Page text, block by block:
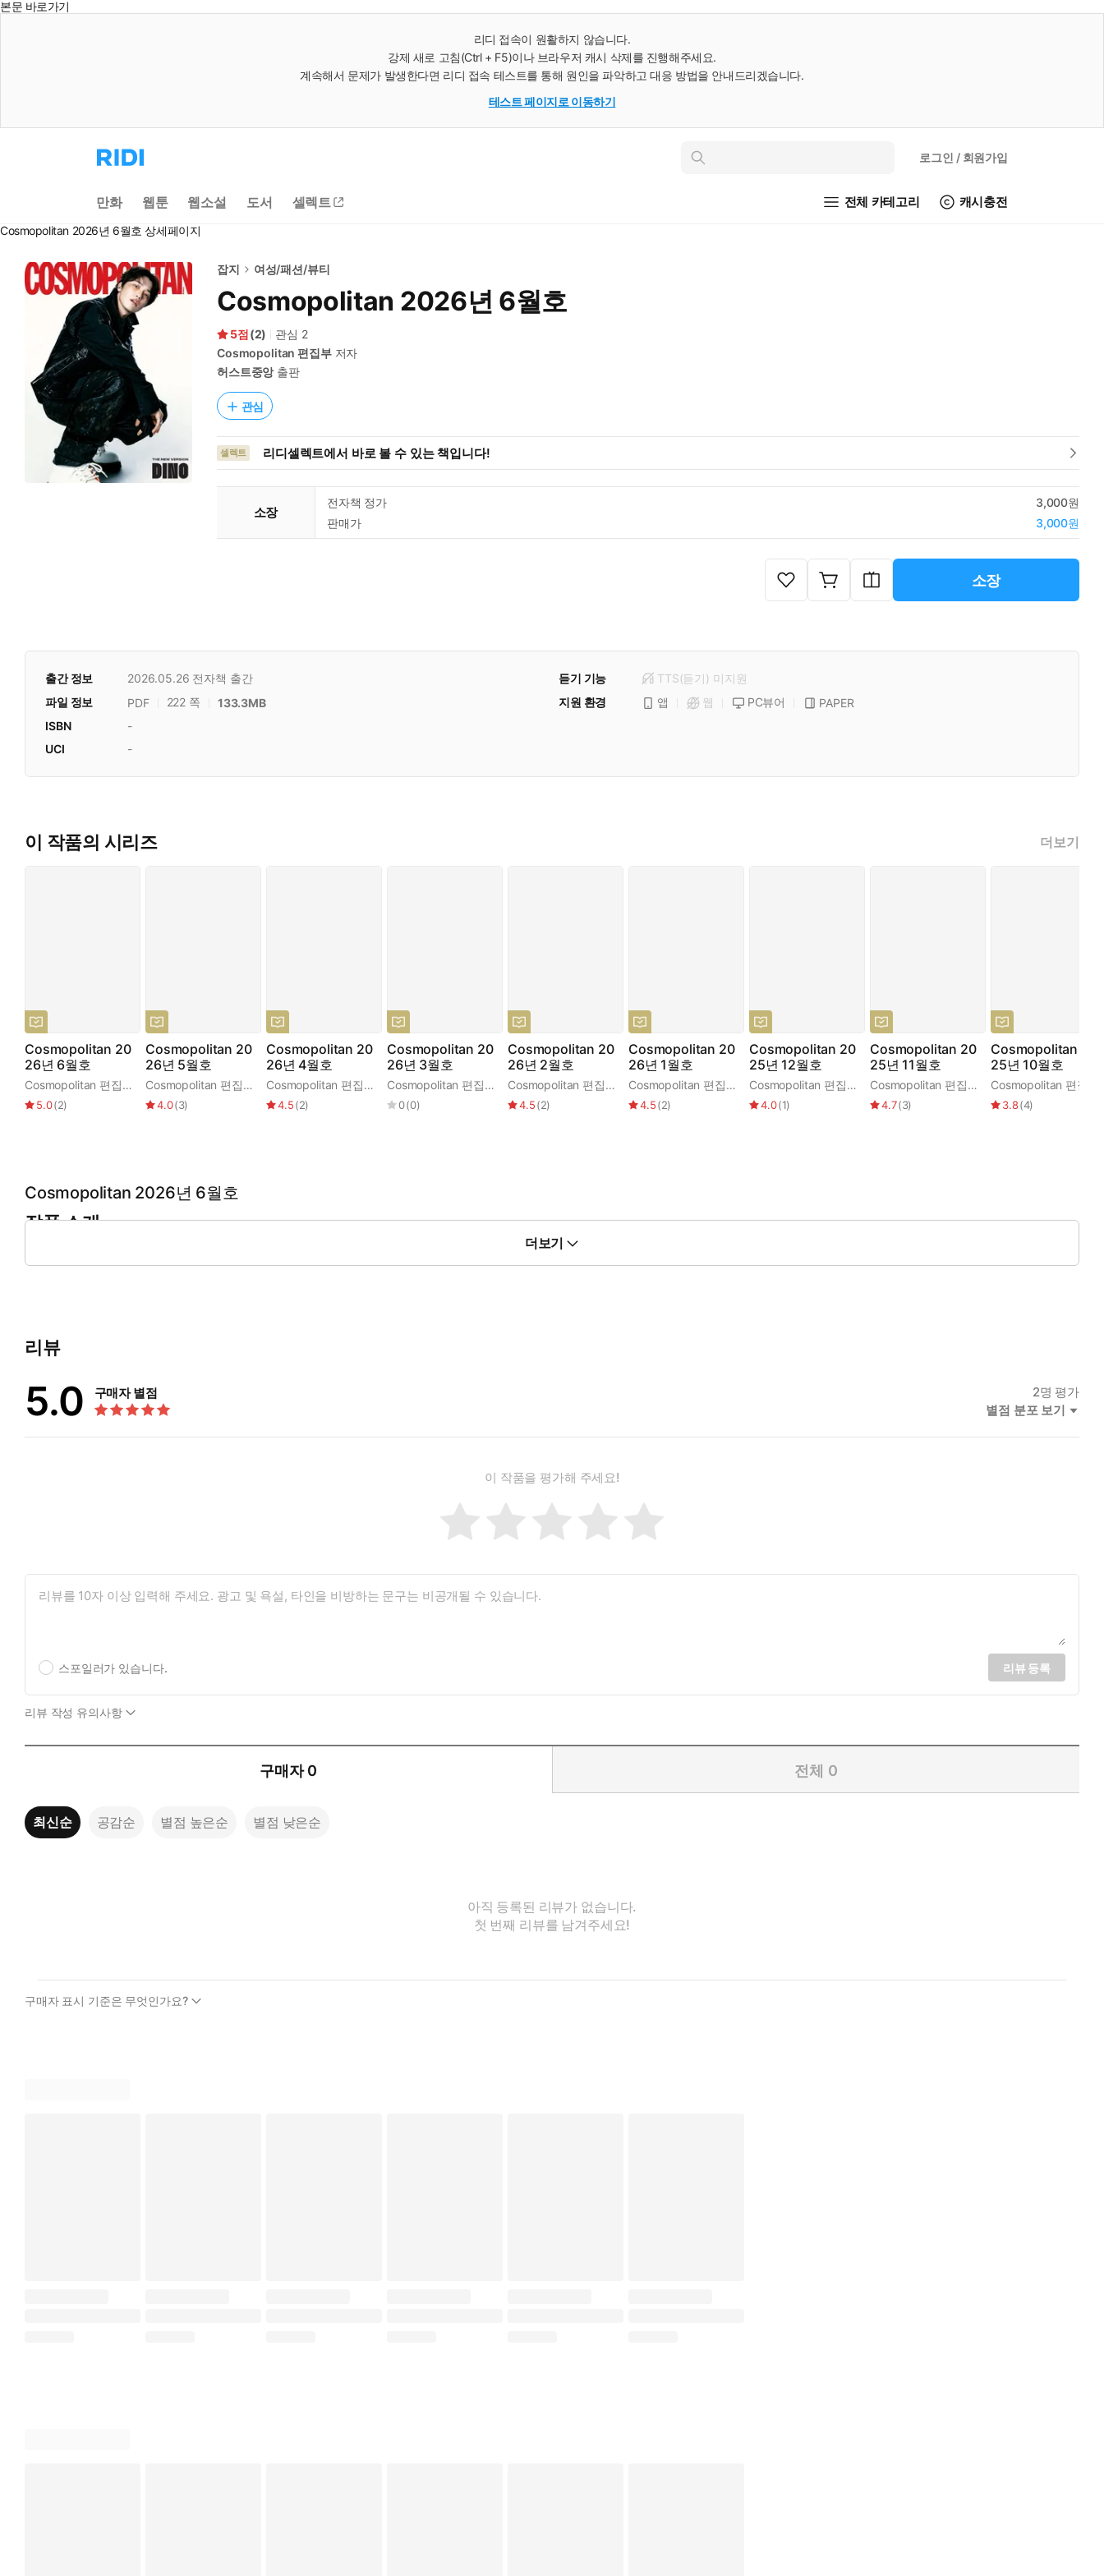
본문 바로가기
리디 접속이 원활하지 않습니다.
강제 새로 고침(Ctrl + F5)이나 브라우저 캐시 삭제를 진행해주세요.
계속해서 문제가 발생한다면 리디 접속 테스트를 통해 원인을 파악하고 대응 방법을 안내드리겠습니다.
테스트 페이지로 이동하기
리
디
으
로
동
인
로그인 / 회원가입
만화 웹툰 웹소설 도서 셀렉트 전체 카테고리 캐시충전
Cosmopolitan 2026년 6월호 상세페이지
잡지 여성/패션/뷰티
Cosmopolitan 2026년 6월호
5 (2) 관심 2
Cosmopolitan 편집부저자
허스트중앙출판
관심
셀렉트 리디셀렉트에서 바로 볼 수 있는 책입니다!
소장
전자책 정가
3,000원
판매가
3,000원
소장
출간 정보 2026.05.26 전자책 출간 듣기 기능 TTS(듣기) 미지원
파일 정보
PDF 222 쪽 133.3MB 지원 환경 앱 웹 PC뷰어
PAPER
ISBN
-
UCI
-
이 작품의 시리즈 더보기
Cosmopolitan 20
26년 6월호
Cosmopolitan 편집부
5.0(2)
Cosmopolitan 20
26년 5월호
Cosmopolitan 편집부
4.0(3)
Cosmopolitan 20
26년 4월호
Cosmopolitan 편집부
4.5(2)
Cosmopolitan 20
26년 3월호
Cosmopolitan 편집부
0(0)
Cosmopolitan 20
26년 2월호
Cosmopolitan 편집부
4.5(2)
Cosmopolitan 20
26년 1월호
Cosmopolitan 편집부
4.5(2)
Cosmopolitan 20
25년 12월호
Cosmopolitan 편집부
4.0(1)
Cosmopolitan 20
25년 11월호
Cosmopolitan 편집부
4.7(3)
Cosmopolitan 20
25년 10월호
3.8(4)
Cosmopolitan 2026년 6월호
작품 소개
더보기
리뷰
5.0 구매자 별점 2명 평가
별점 분포 보기
이 작품을 평가해 주세요!
스포일러가 있습니다. 리뷰 등록
리뷰 작성 유의사항
구매자 0 전체 0
최신순 공감순 별점 높은순 별점 낮은순
아직 등록된 리뷰가 없습니다.
첫 번째 리뷰를 남겨주세요!
구매자 표시 기준은 무엇인가요?